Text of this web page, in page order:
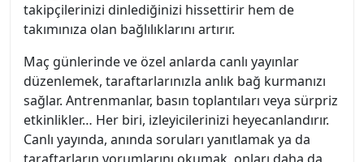
takipçilerinizi dinlediğinizi hissettirir hem de
takımınıza olan bağlılıklarını artırır.
Maç günlerinde ve özel anlarda canlı yayınlar
düzenlemek, taraftarlarınızla anlık bağ kurmanızı
sağlar. Antrenmanlar, basın toplantıları veya sürpriz
etkinlikler… Her biri, izleyicilerinizi heyecanlandırır.
Canlı yayında, anında soruları yanıtlamak ya da